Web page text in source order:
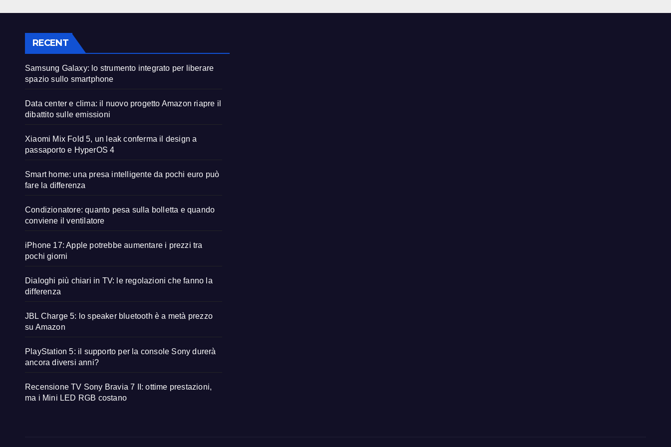
RECENT
Samsung Galaxy: lo strumento integrato per liberare
spazio sullo smartphone
Data center e clima: il nuovo progetto Amazon riapre il
dibattito sulle emissioni
Xiaomi Mix Fold 5, un leak conferma il design a
passaporto e HyperOS 4
Smart home: una presa intelligente da pochi euro può
fare la differenza
Condizionatore: quanto pesa sulla bolletta e quando
conviene il ventilatore
iPhone 17: Apple potrebbe aumentare i prezzi tra
pochi giorni
Dialoghi più chiari in TV: le regolazioni che fanno la
differenza
JBL Charge 5: lo speaker bluetooth è a metà prezzo
su Amazon
PlayStation 5: il supporto per la console Sony durerà
ancora diversi anni?
Recensione TV Sony Bravia 7 II: ottime prestazioni,
ma i Mini LED RGB costano